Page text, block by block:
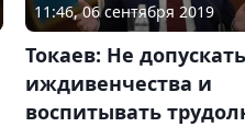
11:46, 06 сентября 2019
Токаев: Не допускать
иждивенчества и
воспитывать